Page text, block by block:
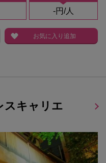
-円/人
お気に入り追加
スキャリエ